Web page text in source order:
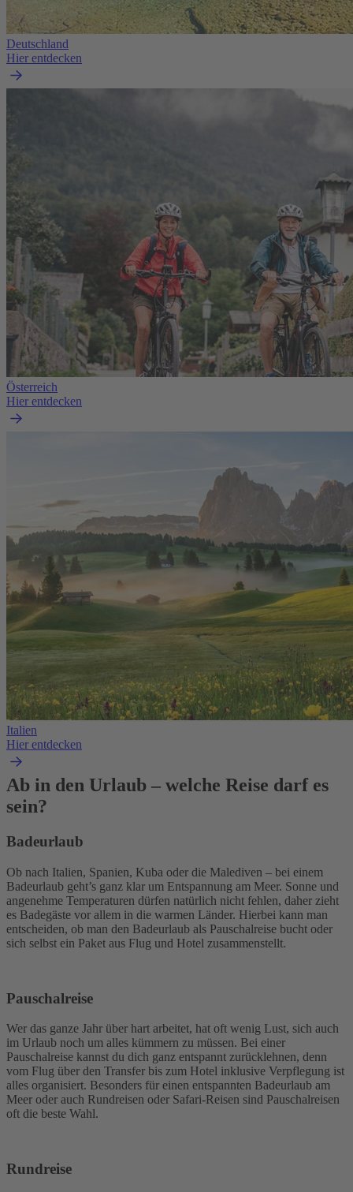
Deutschland
Hier entdecken
Österreich
Hier entdecken
Italien
Hier entdecken
Ab in den Urlaub – welche Reise darf es
sein?
Badeurlaub
Ob nach Italien, Spanien, Kuba oder die Malediven – bei einem
Badeurlaub geht’s ganz klar um Entspannung am Meer. Sonne und
angenehme Temperaturen dürfen natürlich nicht fehlen, daher zieht
es Badegäste vor allem in die warmen Länder. Hierbei kann man
entscheiden, ob man den Badeurlaub als Pauschalreise bucht oder
sich selbst ein Paket aus Flug und Hotel zusammenstellt.
Pauschalreise
Wer das ganze Jahr über hart arbeitet, hat oft wenig Lust, sich auch
im Urlaub noch um alles kümmern zu müssen. Bei einer
Pauschalreise kannst du dich ganz entspannt zurücklehnen, denn
vom Flug über den Transfer bis zum Hotel inklusive Verpflegung ist
alles organisiert. Besonders für einen entspannten Badeurlaub am
Meer oder auch Rundreisen oder Safari-Reisen sind Pauschalreisen
oft die beste Wahl.
Rundreise